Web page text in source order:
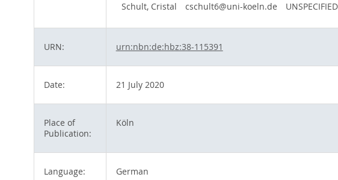
Schult, Cristal
cschult6@uni-koeln.de UNSPECIFIED
URN: urn:nbn:de:hbz:38-115391
Date: 21 July 2020
Place of
Publication:
Köln
Language: German